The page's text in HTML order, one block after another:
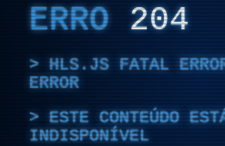
ERRO 204
HLS.JS FATAL
ERROR
ESTE CONTEÚDO
INDISPONÍVEL